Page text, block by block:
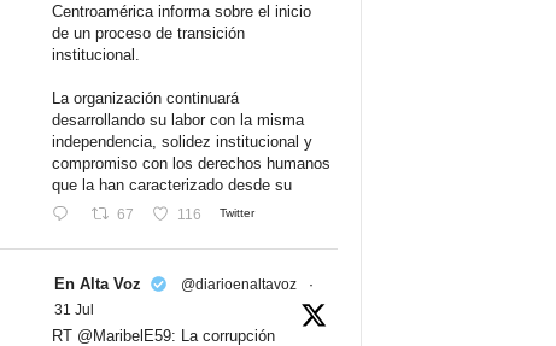
Centroamérica informa sobre el inicio
de un proceso de transición
institucional.
La organización continuará
desarrollando su labor con la misma
independencia, solidez institucional y
compromiso con los derechos humanos
que la han caracterizado desde su
67 116 Twitter
En Alta Voz @diarioenaltavoz
·
31 Jul
RT @MaribelE59: La corrupción